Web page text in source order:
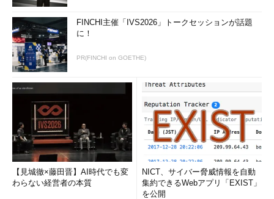
FINCHI主催「IVS2026」トークセッションが話題
に！
PR(FINCHI on GOETHE)
【見城徹×藤田晋】AI時代でも変
わらない経営者の本質
NICT、サイバー脅威情報を自動
集約できるWebアプリ「EXIST」
を公開